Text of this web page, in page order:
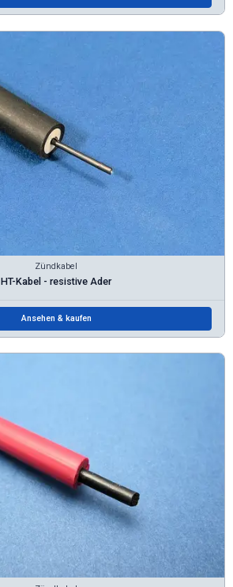
Zündkabel
HT-Kabel - resistive Ader
Ansehen & kaufen